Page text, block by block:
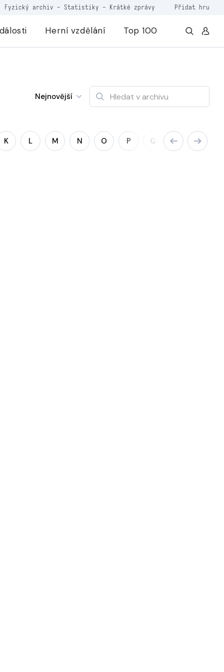
Fyzický archiv - Statistiky - Krátké zprávy Přidat hru
Herní vzdělání Top 100
Nejnovější
K L M N O P Q R S